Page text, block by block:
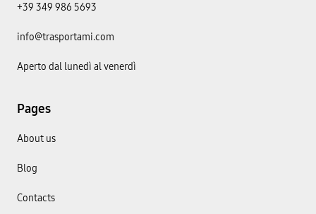
+39 349 986 5693
info@trasportami.com
Aperto dal lunedì al venerdì
Pages
About us
Blog
Contacts